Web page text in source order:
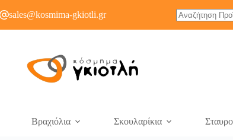
sales@kosmima-gkiotli.gr
Βραχιόλια Σκουλαρίκια